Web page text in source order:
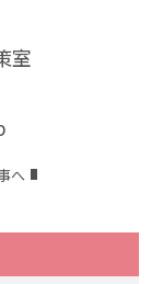
室
へ